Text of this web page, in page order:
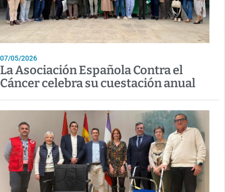
07/05/2026
La Asociación Española Contra el
Cáncer celebra su cuestación anual